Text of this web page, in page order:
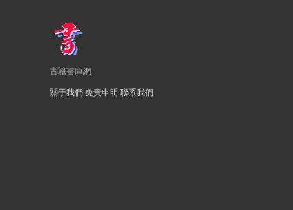
古籍書庫網
關于我們 免責申明 聯系我們